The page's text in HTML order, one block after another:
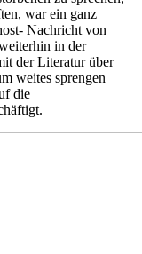
war ein ganz
Nachricht von
in der
der Literatur über
weites sprengen
die